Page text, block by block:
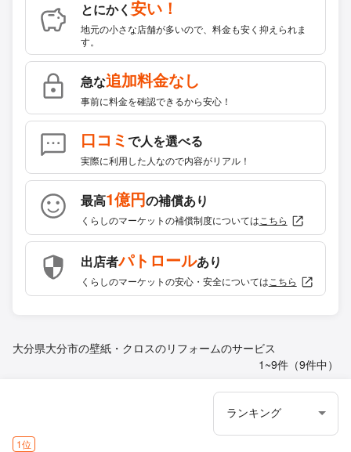
とにかく 安い！
地元の小さな店舗が多いので、料金も安く抑えられま
す。
急な追加料金なし
事前に料金を確認できるから安心！
口コミで人を選べる
実際に利用した人なので内容がリアル！
最高1億円の補償あり
くらしのマーケットの補償制度については こちら
出店者パトロールあり
くらしのマーケットの安心・安全については こちら
大分県大分市の壁紙・クロスのリフォームのサービス
1~9件（9件中）
1位